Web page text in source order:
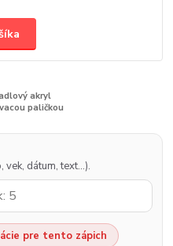
akryl
paličkou
vek, dátum, text…).
pre tento zápich